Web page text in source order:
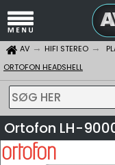
AV HIFI STEREO
ORTOFON HEADSHELL
SØG HER
Ortofon LH-